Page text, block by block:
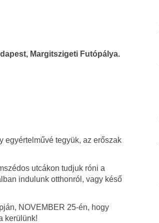
Margitszigeti Futópálya.
egyértelművé tegyük, az erőszak
utcákon tudjuk róni a
indulunk otthonról, vagy késő
NOVEMBER 25-én, hogy
kerülünk!